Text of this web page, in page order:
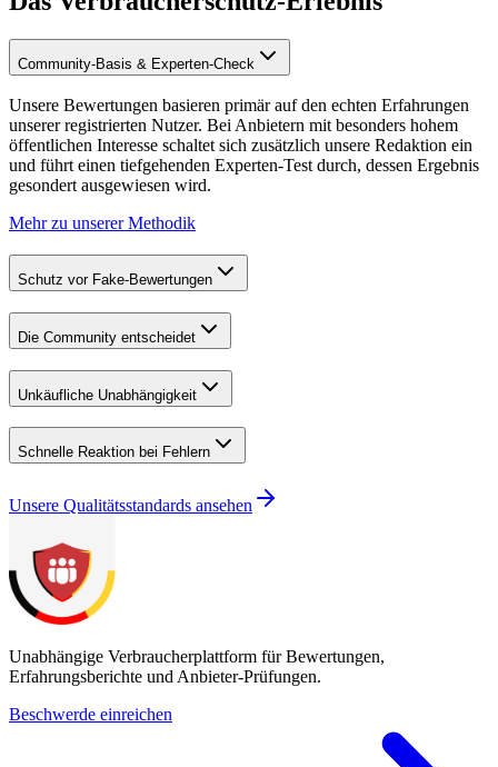
Community-Basis & Experten-Check
Unsere Bewertungen basieren primär auf den echten Erfahrungen
unserer registrierten Nutzer. Bei Anbietern mit besonders hohem
öffentlichen Interesse schaltet sich zusätzlich unsere Redaktion ein
und führt einen tiefgehenden Experten-Test durch, dessen Ergebnis
gesondert ausgewiesen wird.
Mehr zu unserer Methodik
Schutz vor Fake-Bewertungen
Die Community entscheidet
Unkäufliche Unabhängigkeit
Schnelle Reaktion bei Fehlern
Unsere Qualitätsstandards ansehen
Unabhängige Verbraucherplattform für Bewertungen,
Erfahrungsberichte und Anbieter-Prüfungen.
Beschwerde einreichen